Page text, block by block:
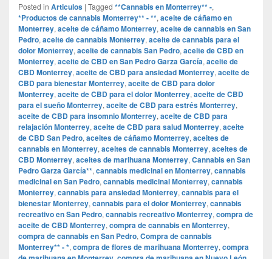
Posted in Articulos | Tagged **Cannabis en Monterrey** -,
*Productos de cannabis Monterrey** - **, aceite de cáñamo en
Monterrey, aceite de cáñamo Monterrey, aceite de cannabis en San
Pedro, aceite de cannabis Monterrey, aceite de cannabis para el
dolor Monterrey, aceite de cannabis San Pedro, aceite de CBD en
Monterrey, aceite de CBD en San Pedro Garza García, aceite de
CBD Monterrey, aceite de CBD para ansiedad Monterrey, aceite de
CBD para bienestar Monterrey, aceite de CBD para dolor
Monterrey, aceite de CBD para el dolor Monterrey, aceite de CBD
para el sueño Monterrey, aceite de CBD para estrés Monterrey,
aceite de CBD para insomnio Monterrey, aceite de CBD para
relajación Monterrey, aceite de CBD para salud Monterrey, aceite
de CBD San Pedro, aceites de cáñamo Monterrey, aceites de
cannabis en Monterrey, aceites de cannabis Monterrey, aceites de
CBD Monterrey, aceites de marihuana Monterrey, Cannabis en San
Pedro Garza García**, cannabis medicinal en Monterrey, cannabis
medicinal en San Pedro, cannabis medicinal Monterrey, cannabis
Monterrey, cannabis para ansiedad Monterrey, cannabis para el
bienestar Monterrey, cannabis para el dolor Monterrey, cannabis
recreativo en San Pedro, cannabis recreativo Monterrey, compra de
aceite de CBD Monterrey, compra de cannabis en Monterrey,
compra de cannabis en San Pedro, Compra de cannabis
Monterrey** - *, compra de flores de marihuana Monterrey, compra